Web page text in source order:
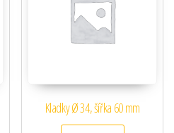
Kladky Ø 34, šířka 60 mm